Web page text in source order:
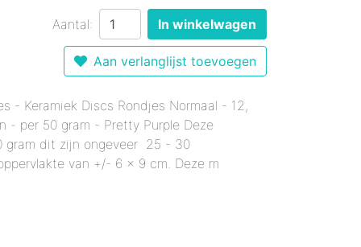
12 mm - Gemixte Kleuren
Kleuren
Kleuren
18 mm - Gemixte Kleuren
Kleuren
- Enkele Kleuren
Kleuren
mm - Enkele Kleuren
mm - Enkele Kleuren
mm - Enkele Kleuren
Kleuren
Kleuren
- Enkele Kleuren
Aantal: In winkelwagen
Aan verlanglijst toevoegen
- Keramiek Discs Rondjes Normaal - 12,
- per 50 gram - Pretty Purple Deze
gram dit zijn ongeveer 25 - 30
van +/- 6 x 9 cm. Deze m